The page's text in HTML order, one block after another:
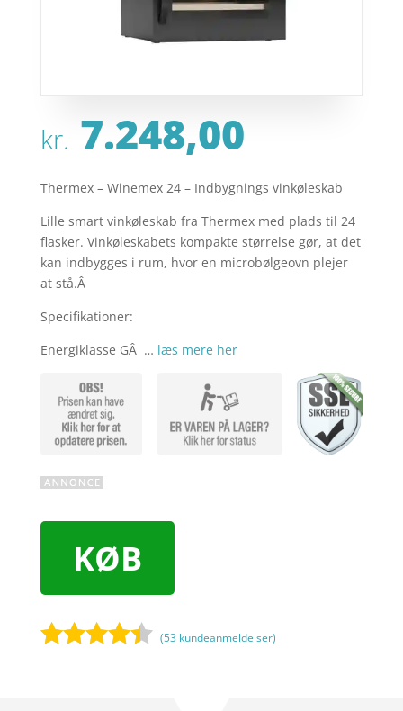
kr. 7.248,00
Thermex – Winemex 24 – Indbygnings vinkøleskab
Lille smart vinkøleskab fra Thermex med plads til 24
flasker. Vinkøleskabets kompakte størrelse gør, at det
kan indbygges i rum, hvor en microbølgeovn plejer
at stå.Â
Specifikationer:
Energiklasse GÂ … læs mere her
KØB
(53 kundeanmeldelser)